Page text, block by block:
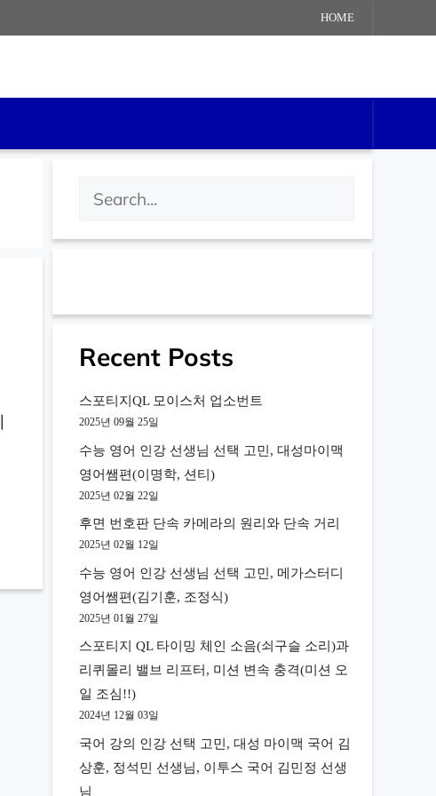
HOME
검
Recent Posts
스포티지QL 모이스처 업소번트
2025년 09월 25일
수능 영어 인강 선생님 선택 고민, 대성마이맥
영어쌤편(이명학, 션티)
2025년 02월 22일
후면 번호판 단속 카메라의 원리와 단속 거리
2025년 02월 12일
수능 영어 인강 선생님 선택 고민, 메가스터디
영어쌤편(김기훈, 조정식)
2025년 01월 27일
스포티지 QL 타이밍 체인 소음(쇠구슬 소리)과
리퀴몰리 밸브 리프터, 미션 변속 충격(미션 오
일 조심!!)
2024년 12월 03일
국어 강의 인강 선택 고민, 대성 마이맥 국어 김
상훈, 정석민 선생님, 이투스 국어 김민정 선생
님